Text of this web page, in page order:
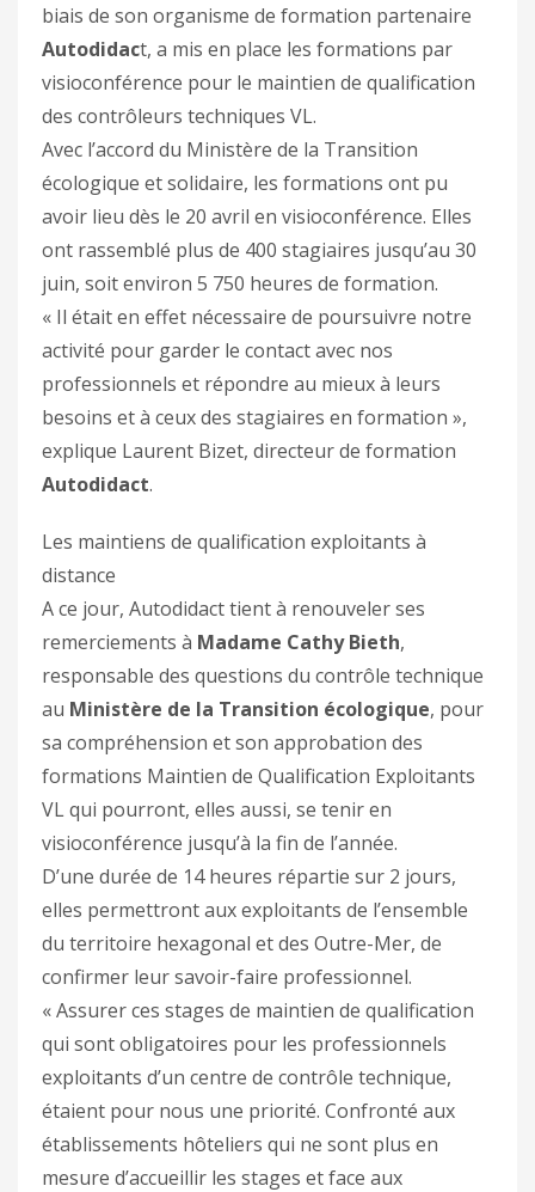
biais de son organisme de formation partenaire
Autodidact, a mis en place les formations par
visioconférence pour le maintien de qualification
des contrôleurs techniques VL.
Avec l’accord du Ministère de la Transition
écologique et solidaire, les formations ont pu
avoir lieu dès le 20 avril en visioconférence. Elles
ont rassemblé plus de 400 stagiaires jusqu’au 30
juin, soit environ 5 750 heures de formation.
« Il était en effet nécessaire de poursuivre notre
activité pour garder le contact avec nos
professionnels et répondre au mieux à leurs
besoins et à ceux des stagiaires en formation »,
explique Laurent Bizet, directeur de formation
Autodidact.
Les maintiens de qualification exploitants à
distance
A ce jour, Autodidact tient à renouveler ses
remerciements à Madame Cathy Bieth,
responsable des questions du contrôle technique
au Ministère de la Transition écologique, pour
sa compréhension et son approbation des
formations Maintien de Qualification Exploitants
VL qui pourront, elles aussi, se tenir en
visioconférence jusqu’à la fin de l’année.
D’une durée de 14 heures répartie sur 2 jours,
elles permettront aux exploitants de l’ensemble
du territoire hexagonal et des Outre-Mer, de
confirmer leur savoir-faire professionnel.
« Assurer ces stages de maintien de qualification
qui sont obligatoires pour les professionnels
exploitants d’un centre de contrôle technique,
étaient pour nous une priorité. Confronté aux
établissements hôteliers qui ne sont plus en
mesure d’accueillir les stages et face aux